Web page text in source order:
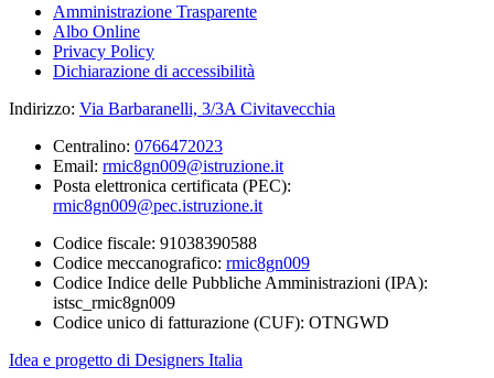
Amministrazione Trasparente
Albo Online
Privacy Policy
Dichiarazione di accessibilità
Indirizzo: Via Barbaranelli, 3/3A Civitavecchia
Centralino: 0766472023
Email: rmic8gn009@istruzione.it
Posta elettronica certificata (PEC):
rmic8gn009@pec.istruzione.it
Codice fiscale: 91038390588
Codice meccanografico: rmic8gn009
Codice Indice delle Pubbliche Amministrazioni (IPA):
istsc_rmic8gn009
Codice unico di fatturazione (CUF): OTNGWD
Idea e progetto di Designers Italia